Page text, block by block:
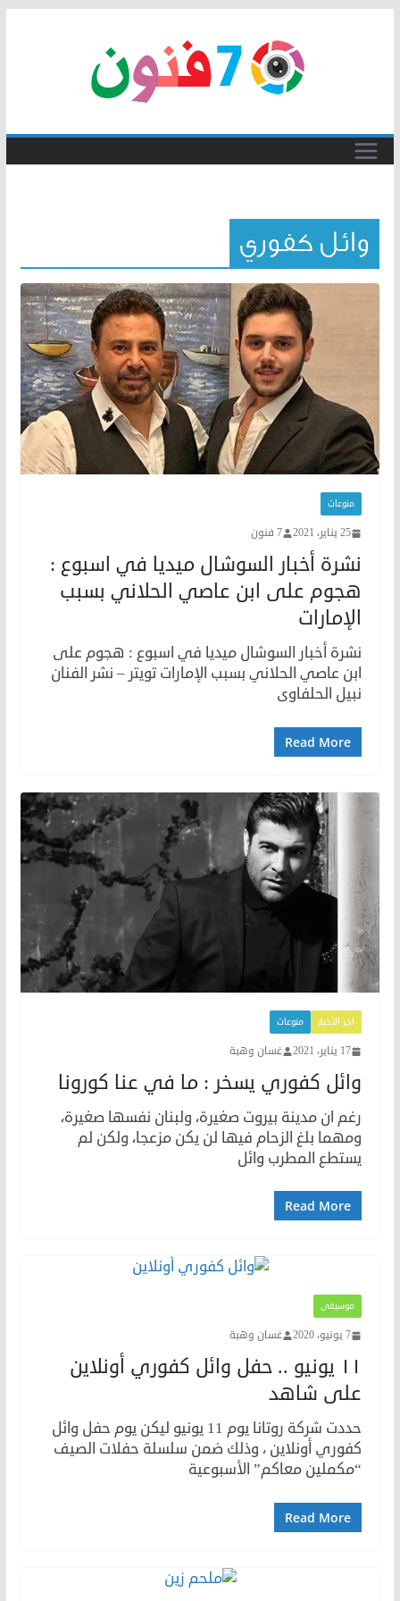
وائل كفوري
منوعات
25 يناير، 2021 7 فنون
نشرة أخبار السوشال ميديا في اسبوع :
هجوم على ابن عاصي الحلاني بسبب
الإمارات
نشرة أخبار السوشال ميديا في اسبوع : هجوم على
ابن عاصي الحلاني بسبب الإمارات تويتر – نشر الفنان
نبيل الحلفاوى
Read More
اخر الأخبار منوعات
17 يناير، 2021 غسان وهبة
وائل كفوري يسخر : ما في عنا كورونا
رغم ان مدينة بيروت صغيرة، ولبنان نفسها صغيرة،
ومهما بلغ الزحام فيها لن يكن مزعجا، ولكن لم
يستطع المطرب وائل
Read More
موسيقى
7 يونيو، 2020 غسان وهبة
١١ يونيو .. حفل وائل كفوري أونلاين
على شاهد
حددت شركة روتانا يوم 11 يونيو ليكن يوم حفل وائل
كفوري أونلاين ، وذلك ضمن سلسلة حفلات الصيف
“مكملين معاكم” الأسبوعية
Read More